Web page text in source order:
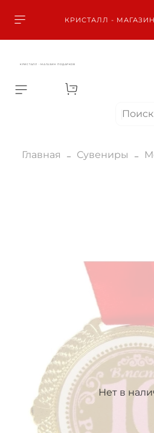
КРИСТАЛЛ -
КРИСТАЛЛ - МАГАЗИН ПОДАРКОВ
Главная Сувениры
Нет в